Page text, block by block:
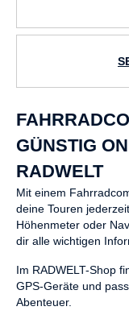
GÜNSTIG
RADWELT
Mit einem
deine Touren
Höhenmeter oder
dir alle wichtigen
Im RADWELT-Shop
GPS-Geräte und
Abenteuer.